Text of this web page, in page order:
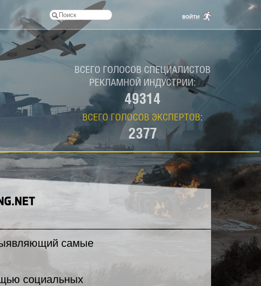
ВСЕГО ГОЛОСОВ СПЕЦИАЛИСТОВ
РЕКЛАМНОЙ ИНДУСТРИИ:
49314
ВСЕГО ГОЛОСОВ ЭКСПЕРТОВ:
2377
самые
социальных